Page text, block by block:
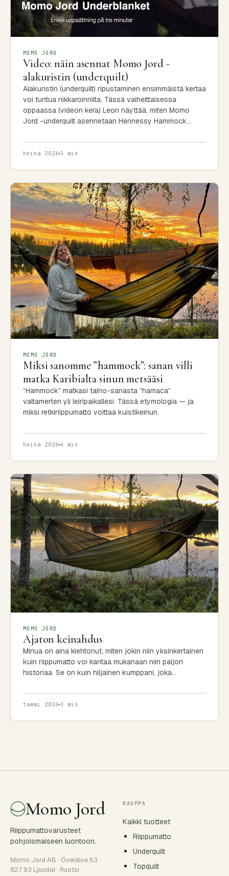
MOMO JORD
Video: näin asennat Momo Jord -
alakuristin (underquilt)
Alakuristin (underquilt) ripustaminen ensimmäistä kertaa
voi tuntua nikkaroinnilta. Tässä vaiheittaisessa
oppaassa (videon kera) Leon näyttää, miten Momo
Jord -underquilt asennetaan Hennessy Hammock…
heinä 2026 3 min
MOMO JORD
Miksi sanomme ”hammock”: sanan villi
matka Karibialta sinun metsääsi
”Hammock” matkasi taíno-sanasta ”hamaca”
valtamerten yli leiripaikallesi. Tässä etymologia — ja
miksi retkiriippumatto voittaa kuistikeinun.
heinä 2026 4 min
MOMO JORD
Ajaton keinahdus
Minua on aina kiehtonut, miten jokin niin yksinkertainen
kuin riippumatto voi kantaa mukanaan niin paljon
historiaa. Se on kuin hiljainen kumppani, joka…
tammi 2026 3 min
Momo Jord
Riippumattovarusteet
pohjoismaiseen luontoon.
Momo Jord AB · Överälve 53 ·
827 93 Ljusdal · Ruotsi
KAUPPA
Kaikki tuotteet
Riippumatto
Underquilt
Topquilt